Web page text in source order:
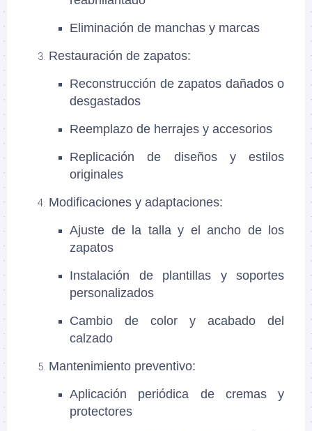
Eliminación de manchas y marcas
Restauración de zapatos:
Reconstrucción de zapatos dañados o
desgastados
Reemplazo de herrajes y accesorios
Replicación de diseños y estilos
originales
Modificaciones y adaptaciones:
Ajuste de la talla y el ancho de los
zapatos
Instalación de plantillas y soportes
personalizados
Cambio de color y acabado del
calzado
Mantenimiento preventivo:
Aplicación periódica de cremas y
protectores